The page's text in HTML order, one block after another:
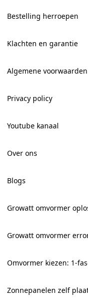
Bestelling herroepen
Klachten en garantie
Algemene voorwaarden
Privacy policy
Youtube kanaal
Over ons
Blogs
Growatt omvormer
Growatt omvormer
Omvormer kiezen: 1-
Zonnepanelen zelf